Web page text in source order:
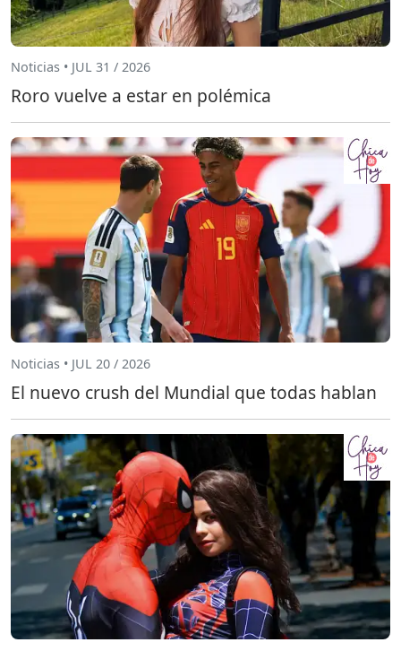
Noticias • JUL 31 / 2026
Roro vuelve a estar en polémica
Noticias • JUL 20 / 2026
El nuevo crush del Mundial que todas hablan